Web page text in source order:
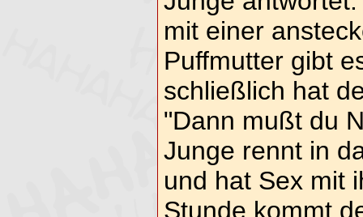
mit einer
Puffmutter gibt
schließlich hat
"Dann mußt du
Junge rennt in
und hat Sex mit
Stunde kommt